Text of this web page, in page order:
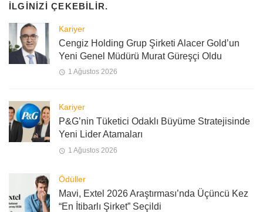
İLGINIZI ÇEKEBILIR.
Kariyer
Cengiz Holding Grup Şirketi Alacer Gold’un
Yeni Genel Müdürü Murat Güreşçi Oldu
1 Ağustos 2026
Kariyer
P&G’nin Tüketici Odaklı Büyüme Stratejisinde
Yeni Lider Atamaları
1 Ağustos 2026
Ödüller
Mavi, Extel 2026 Araştırması’nda Üçüncü Kez
“En İtibarlı Şirket” Seçildi